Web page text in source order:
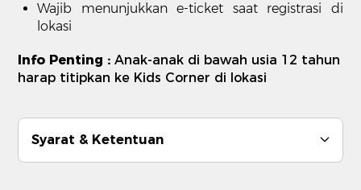
Wajib menunjukkan e-ticket saat registrasi di
lokasi
Info Penting :Anak-anak di bawah usia 12 tahun
harap titipkan ke Kids Corner di lokasi
Syarat & Ketentuan